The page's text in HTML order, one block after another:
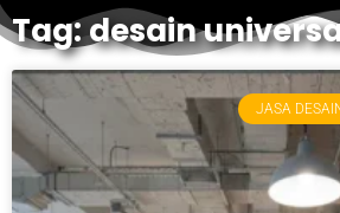
Tag: desain
JASA